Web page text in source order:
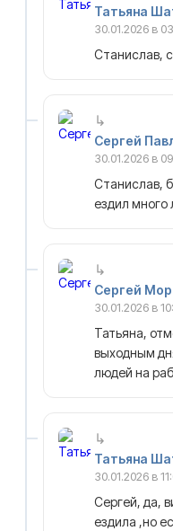
Татьяна
30.01.2026 в
Станислав,
Сергей
30.01.2026 в
Станислав,
ездил много
Сергей
30.01.2026 в
Татьяна,
выходным
людей на
Татьяна
30.01.2026 в
Сергей, да,
ездила ,но